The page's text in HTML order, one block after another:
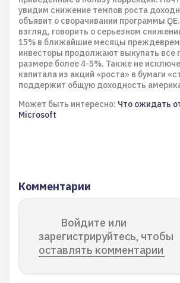
увидим снижение темпов роста
объявит о сворачивании программы
взгляд, говорить о серьезном
15% в ближайшие месяцы
инвесторы продолжают выкупать все
размере более 4-5%. Также не
капитала из акций «роста» в бумаги
поддержит общую доходность
Может быть интересно: Что ожидать
Microsoft
Комментарии
Войдите или
зарегистрируйтесь, чтобы
оставлять комментарии